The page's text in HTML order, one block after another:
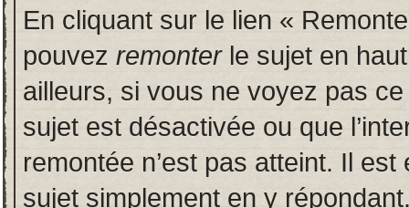
En cliquant sur le lien «
pouvez remonterle sujet en
ailleurs, si vous ne voyez pas
sujet est désactivée ou que
remontée n’est pas atteint. Il
sujet simplement en y